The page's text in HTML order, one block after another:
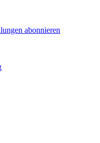
abonnieren